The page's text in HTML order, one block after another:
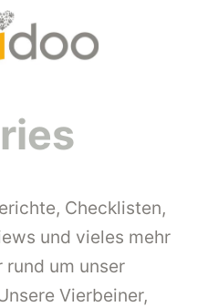
Checklisten,
und vieles mehr
um unser
Vierbeiner,